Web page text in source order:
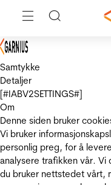
Samtykke
Detaljer
[#IABV2SETTINGS#]
Om
Denne siden bruker
Vi bruker
personlig preg, for å
analysere trafikken vår. Vi
du bruker nettstedet vårt,